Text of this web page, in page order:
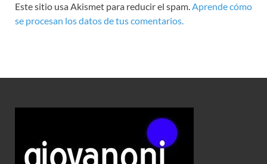
Este sitio usa Akismet para reducir el spam.Aprende cómo
se procesan los datos de tus comentarios.